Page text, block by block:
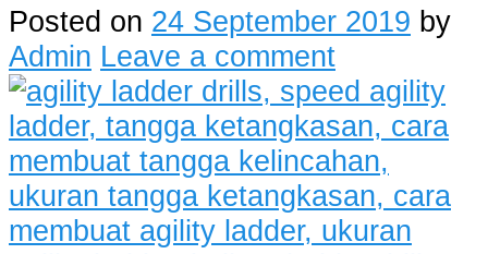
Posted on 24 September 2019 by
Admin Leave a comment